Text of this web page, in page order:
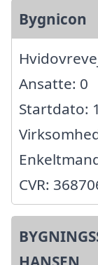
Bygnicon
Ansatte: 0
Startdato:
CVR: